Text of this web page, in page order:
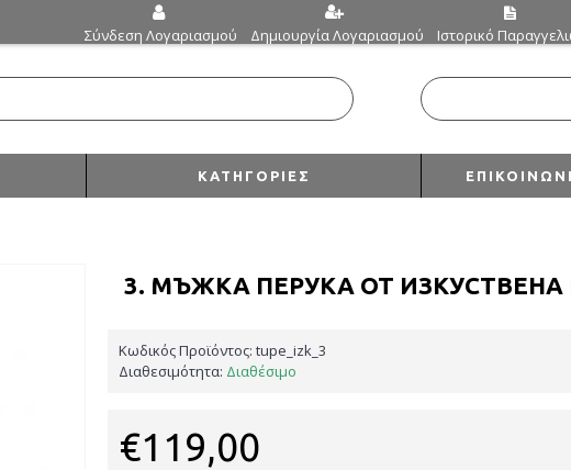
Σύνδεση Λογαριασμού Δημιουργία Λογαριασμού Ιστορικό
ΚΑΤΗΓΟΡΊΕΣ
3. МЪЖКА ПЕРУКА ОТ ИЗКУСТВЕНА
Κωδικός Προϊόντος: tupe_izk_3
Διαθεσιμότητα: Διαθέσιμο
€119,00